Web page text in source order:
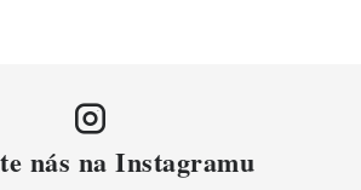
nás na Instagramu